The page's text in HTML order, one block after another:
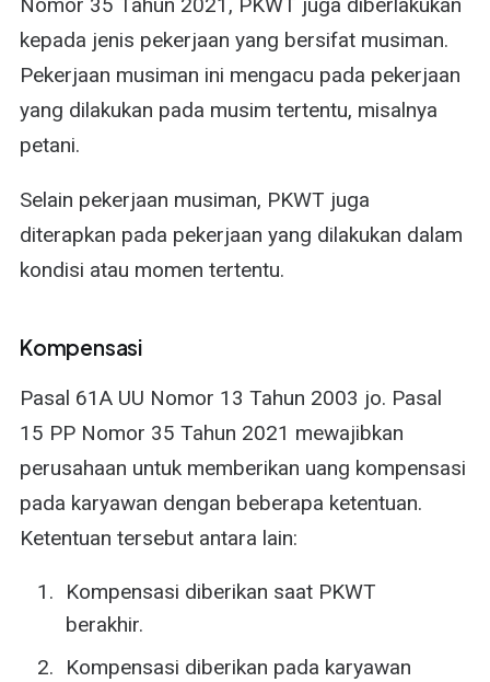
kepada jenis pekerjaan yang bersifat musiman.
Pekerjaan musiman ini mengacu pada pekerjaan
yang dilakukan pada musim tertentu, misalnya
petani.
Selain pekerjaan musiman, PKWT juga
diterapkan pada pekerjaan yang dilakukan dalam
kondisi atau momen tertentu.
Kompensasi
Pasal 61A UU Nomor 13 Tahun 2003 jo. Pasal
15 PP Nomor 35 Tahun 2021 mewajibkan
perusahaan untuk memberikan uang kompensasi
pada karyawan dengan beberapa ketentuan.
Ketentuan tersebut antara lain:
Kompensasi diberikan saat PKWT
berakhir.
Kompensasi diberikan pada karyawan